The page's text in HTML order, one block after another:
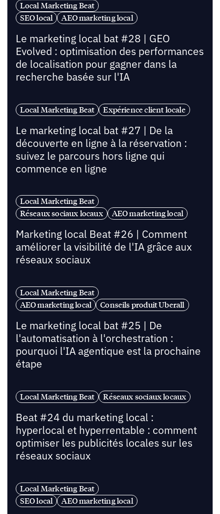
Local Marketing Beat
SEO local
AEO marketing local
Le marketing local bat #28 | GEO
Evolved : optimisation des performances
de localisation pour gagner dans la
recherche basée sur l'IA
Local Marketing Beat Expérience client locale
Le marketing local bat #27 | De la
découverte en ligne à la réservation :
suivez le parcours hors ligne qui
commence en ligne
Local Marketing Beat
Réseaux sociaux locaux
AEO marketing local
Marketing local Beat #26 | Comment
améliorer la visibilité de l'IA grâce aux
réseaux sociaux
Local Marketing Beat
AEO marketing local
Conseils produit Uberall
Le marketing local bat #25 | De
l'automatisation à l'orchestration :
pourquoi l'IA agentique est la prochaine
étape
Local Marketing Beat Réseaux sociaux locaux
Beat #24 du marketing local :
hyperlocal et hyperrentable : comment
optimiser les publicités locales sur les
réseaux sociaux
Local Marketing Beat
SEO local
AEO marketing local